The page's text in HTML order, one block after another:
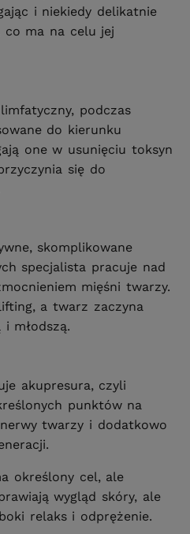
i niekiedy delikatnie
co ma na celu jej
podczas
do kierunku
one w usunięciu toksyn
się do
skomplikowane
specjalista pracuje nad
mięśni twarzy.
a twarz zaczyna
młodszą.
akupresura, czyli
punktów na
twarzy i dodatkowo
określony cel, ale
wygląd skóry, ale
relaks i odprężenie.